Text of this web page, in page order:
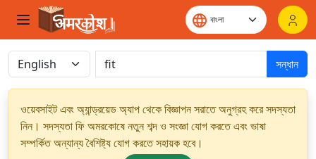
সন্ধান
ওয়েবসাইট এবং অ্যান্ড্রয়েড অ্যাপ থেকে বিজ্ঞাপন সরাতে অনুগ্রহ করে সদস্যতা
নিন। সদস্যতা ফি অমরকোষে নতুন শব্দ ও সংজ্ঞা যোগ করতে এবং ভাষা
সম্পর্কিত অন্যান্য বৈশিষ্ট্য যোগ করতে সহায়ক হবে।